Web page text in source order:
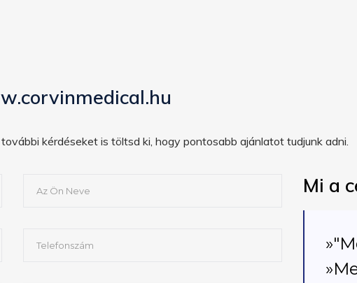
további kérdéseket is töltsd ki, hogy pontosabb ajánlatot tudjunk adni.
Mi a